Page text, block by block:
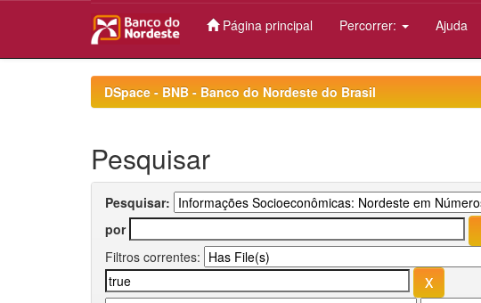
Página principal Percorrer: Ajuda
DSpace - BNB - Banco do Nordeste do Brasil
Pesquisar
Pesquisar:
por
Filtros correntes: